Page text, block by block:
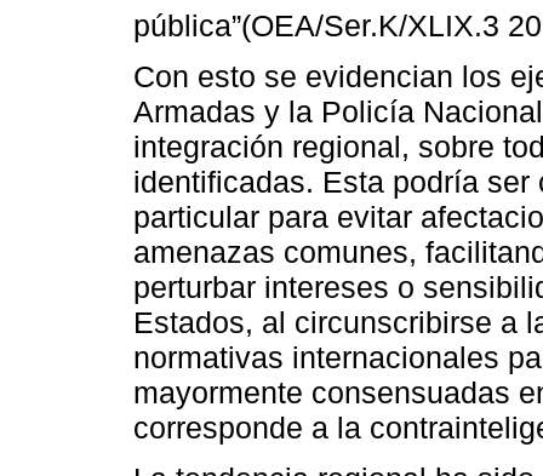
pública”(OEA/Ser.K/XLIX.3
Con esto se evidencian los
Armadas y la Policía
integración regional, sobre
identificadas. Esta podría
particular para evitar
amenazas comunes,
perturbar intereses o
Estados, al circunscribirse a
normativas internacionales
mayormente consensuadas
corresponde a la